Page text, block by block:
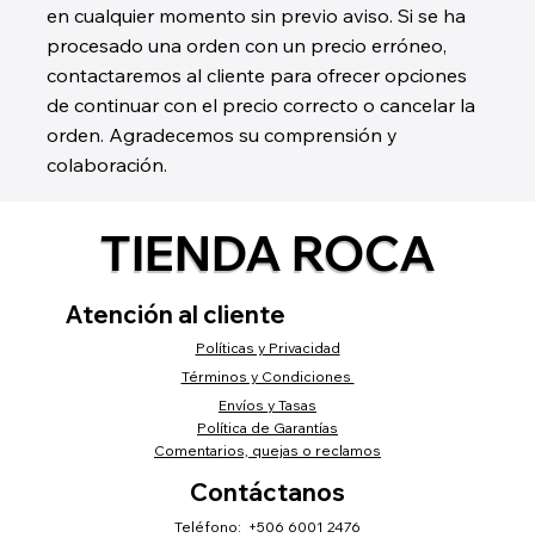
en cualquier momento sin previo aviso. Si se ha
procesado una orden con un precio erróneo,
contactaremos al cliente para ofrecer opciones
de continuar con el precio correcto o cancelar la
orden. Agradecemos su comprensión y
colaboración.
TIENDA ROCA
Atención al cliente
Políticas y Privacidad
Términos y Condiciones
Envíos y Tasas
Política de Garantías
Comentarios, quejas o reclamos
Contáctanos
Teléfono: +506 6001 2476